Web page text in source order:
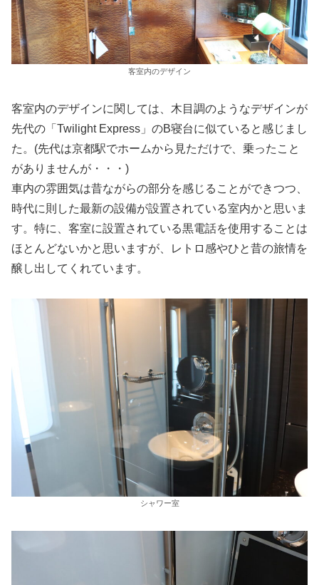
客室内のデザイン
客室内のデザインに関しては、木目調のようなデザインが
先代の「Twilight Express」のB寝台に似ていると感じまし
た。(先代は京都駅でホームから見ただけで、乗ったこと
がありませんが・・・)
車内の雰囲気は昔ながらの部分を感じることができつつ、
時代に則した最新の設備が設置されている室内かと思いま
す。特に、客室に設置されている黒電話を使用することは
ほとんどないかと思いますが、レトロ感やひと昔の旅情を
醸し出してくれています。
シャワー室